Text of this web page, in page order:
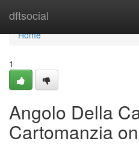
dftsocial
Home
Home
1
Angolo Della
Cartomanzia